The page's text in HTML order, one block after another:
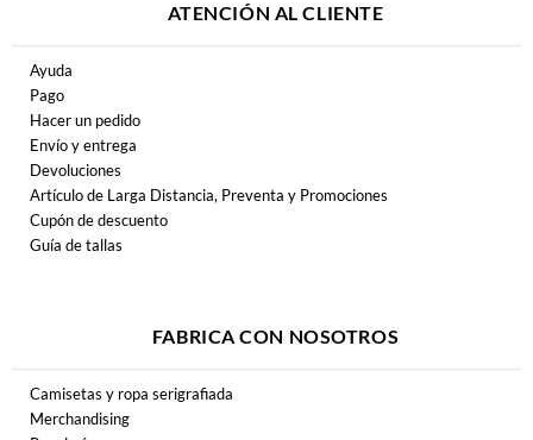
ATENCIÓN AL CLIENTE
Ayuda
Pago
Hacer un pedido
Envío y entrega
Devoluciones
Artículo de Larga Distancia, Preventa y Promociones
Cupón de descuento
Guía de tallas
FABRICA CON NOSOTROS
Camisetas y ropa serigrafiada
Merchandising